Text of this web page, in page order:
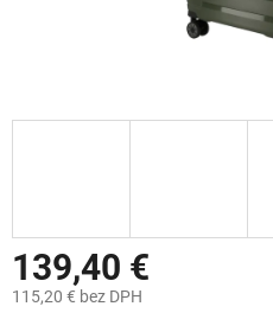
139,40 €
115,20 € bez DPH